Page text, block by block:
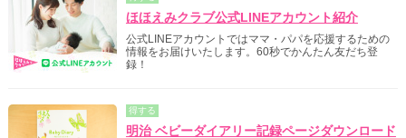
ほほえみクラブ公式LINEアカウント紹介
公式LINEアカウントではママ・パパを応援するための
情報をお届けいたします。60秒でかんたん友だち登
録！
得する
明治 ベビーダイアリー記録ページダウンロード